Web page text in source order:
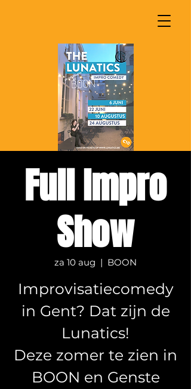
Full Impro
Show
za 10 aug
  |
BOON
Improvisatiecomedy
in Gent? Dat zijn de
Lunatics!
Deze zomer te zien in
BOON en Genste